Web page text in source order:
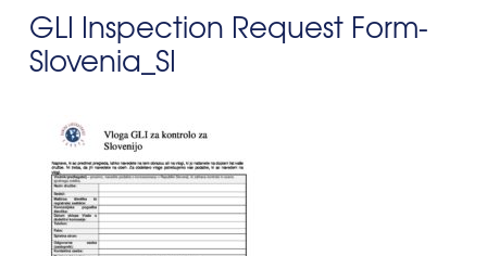
GLI Inspection Request Form-
Slovenia_SI